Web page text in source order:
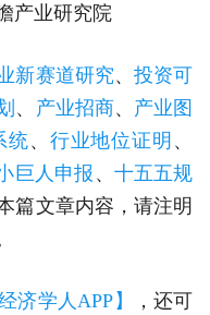
产业研究院
新赛道研究、投资可
、 产业招商、 产业图
统、 行业地位证明 、
巨人申报 、 十五五规
篇文章内容，请注明
济学人APP】
，还可